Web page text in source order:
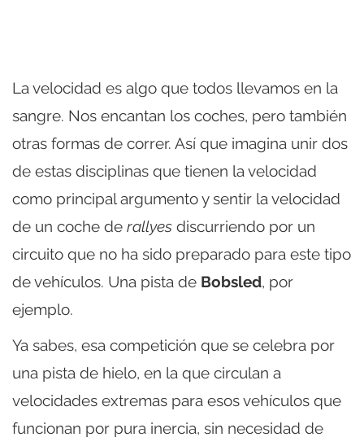
La velocidad es algo que todos llevamos en la
sangre. Nos encantan los coches, pero también
otras formas de correr. Así que imagina unir dos
de estas disciplinas que tienen la velocidad
como principal argumento y sentir la velocidad
de un coche de rallyes discurriendo por un
circuito que no ha sido preparado para este tipo
de vehículos. Una pista de Bobsled, por
ejemplo.
Ya sabes, esa competición que se celebra por
una pista de hielo, en la que circulan a
velocidades extremas para esos vehículos que
funcionan por pura inercia, sin necesidad de